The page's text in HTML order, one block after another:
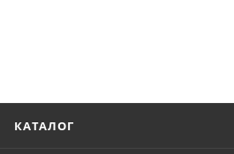
КАТАЛОГ